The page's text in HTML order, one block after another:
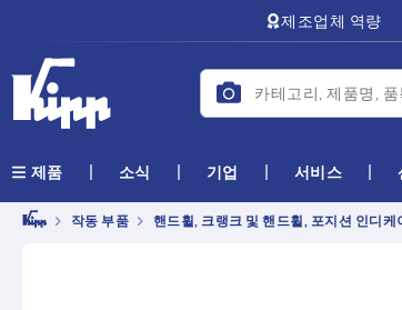
제조업체 역량
제품 소식 기업 서비스
작동 부품 핸드휠, 크랭크 및 핸드휠, 포지션 인디케